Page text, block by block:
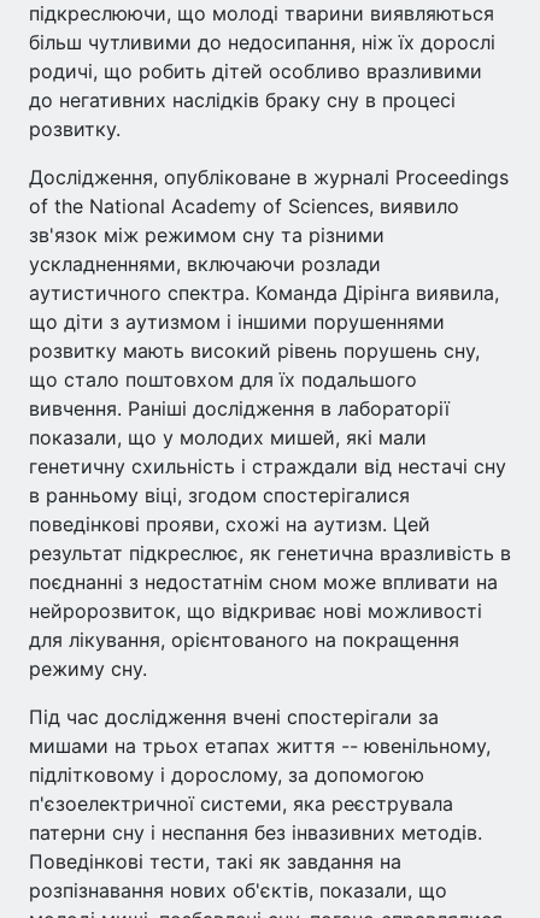
підкреслюючи, що молоді тварини виявляються
більш чутливими до недосипання, ніж їх дорослі
родичі, що робить дітей особливо вразливими
до негативних наслідків браку сну в процесі
розвитку.
Дослідження, опубліковане в журналі Proceedings
of the National Academy of Sciences, виявило
зв'язок між режимом сну та різними
ускладненнями, включаючи розлади
аутистичного спектра. Команда Дірінга виявила,
що діти з аутизмом і іншими порушеннями
розвитку мають високий рівень порушень сну,
що стало поштовхом для їх подальшого
вивчення. Раніші дослідження в лабораторії
показали, що у молодих мишей, які мали
генетичну схильність і страждали від нестачі сну
в ранньому віці, згодом спостерігалися
поведінкові прояви, схожі на аутизм. Цей
результат підкреслює, як генетична вразливість в
поєднанні з недостатнім сном може впливати на
нейророзвиток, що відкриває нові можливості
для лікування, орієнтованого на покращення
режиму сну.
Під час дослідження вчені спостерігали за
мишами на трьох етапах життя -- ювенільному,
підлітковому і дорослому, за допомогою
п'єзоелектричної системи, яка реєструвала
патерни сну і неспання без інвазивних методів.
Поведінкові тести, такі як завдання на
розпізнавання нових об'єктів, показали, що